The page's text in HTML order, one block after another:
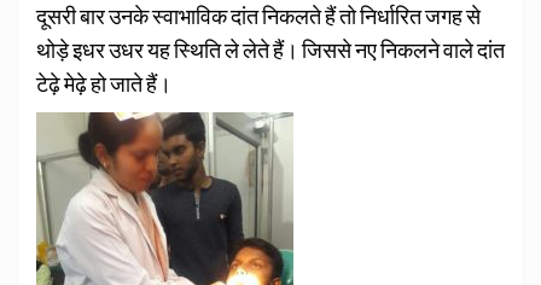
दूसरी बार उनके स्वाभाविक दांत निकलते हैं तो निर्धारित जगह से
थोड़े इधर उधर यह स्थिति ले लेते हैं। जिससे नए निकलने वाले दांत
टेढ़े मेढ़े हो जाते हैं।